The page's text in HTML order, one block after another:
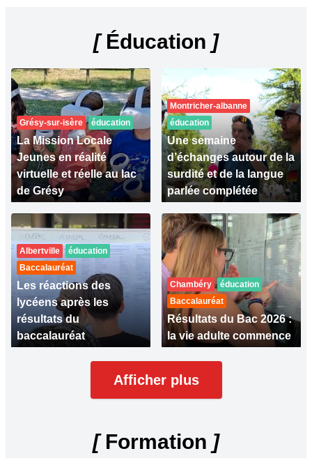
[Éducation ]
Grésy-sur-isère éducation
La Mission Locale
Jeunes en réalité
virtuelle et réelle au lac
de Grésy
Montricher-albanne
éducation
Une semaine
d’échanges autour de la
surdité et de la langue
parlée complétée
Albertville
éducation
Baccalauréat
Les réactions des
lycéens après les
résultats du
baccalauréat
Chambéry
éducation
Baccalauréat
Résultats du Bac 2026 :
la vie adulte commence
Afficher plus
[Formation ]